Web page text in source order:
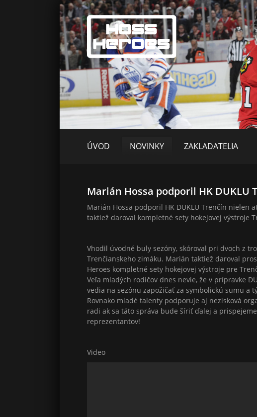
ÚVOD NOVINKY ZAKLADATELIA
Marián Hossa podporil HK DUKLU
Marián Hossa podporil HK DUKLU Trenčín nielen
taktiež daroval kompletné sety hokejovej výstroje
Vhodil úvodné buly sezóny, skóroval pri dvoch z
Trenčianskeho zimáku. Marián taktiež daroval
Heroes kompletné sety hokejovej výstroje pre
Veľa mladých rodičov dnes nevie, že v prípravke
vedia na sezónu zapožičať za symbolickú sumu a
Rovnako mladé talenty podporuje aj nezisková
radi ak sa táto správa bude šíriť ďalej a
reprezentantov!
Video